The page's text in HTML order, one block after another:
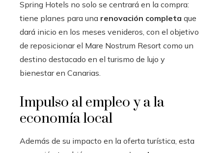
Spring Hotels no solo se centrará en la compra:
tiene planes para una renovación completa que
dará inicio en los meses venideros, con el objetivo
de reposicionar el Mare Nostrum Resort como un
destino destacado en el turismo de lujo y
bienestar en Canarias.
Impulso al empleo y a la
economía local
Además de su impacto en la oferta turística, esta